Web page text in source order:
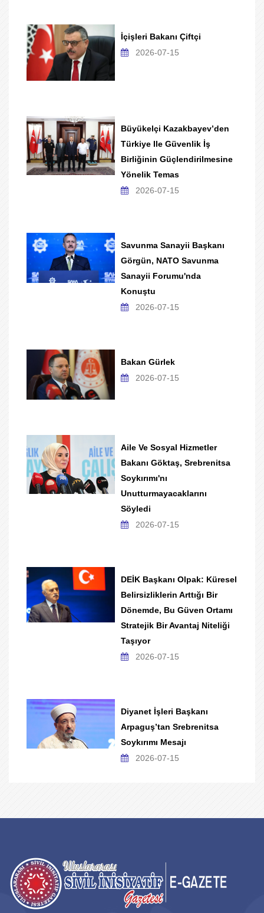
İçişleri Bakanı Çiftçi
2026-07-15
Büyükelçi Kazakbayev’den
Türkiye Ile Güvenlik İş
Birliğinin Güçlendirilmesine
Yönelik Temas
2026-07-15
Savunma Sanayii Başkanı
Görgün, NATO Savunma
Sanayii Forumu'nda
Konuştu
2026-07-15
Bakan Gürlek
2026-07-15
Aile Ve Sosyal Hizmetler
Bakanı Göktaş, Srebrenitsa
Soykırımı'nı
Unutturmayacaklarını
Söyledi
2026-07-15
DEİK Başkanı Olpak: Küresel
Belirsizliklerin Arttığı Bir
Dönemde, Bu Güven Ortamı
Stratejik Bir Avantaj Niteliği
Taşıyor
2026-07-15
Diyanet İşleri Başkanı
Arpaguş’tan Srebrenitsa
Soykırımı Mesajı
2026-07-15